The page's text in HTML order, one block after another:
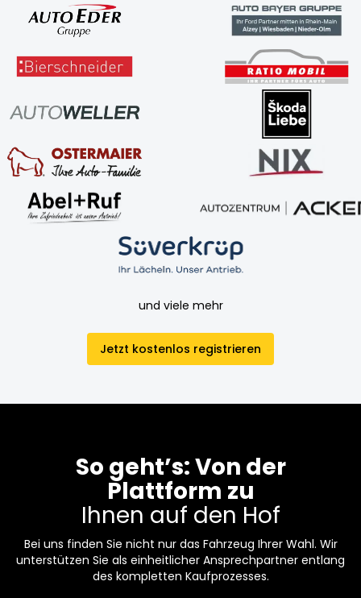
und viele mehr
Jetzt kostenlos registrieren
So geht’s: Von der
Plattform zu
Ihnen auf den Hof
Bei uns finden Sie nicht nur das Fahrzeug Ihrer Wahl. Wir
unterstützen Sie als einheitlicher Ansprechpartner entlang
des kompletten Kaufprozesses.